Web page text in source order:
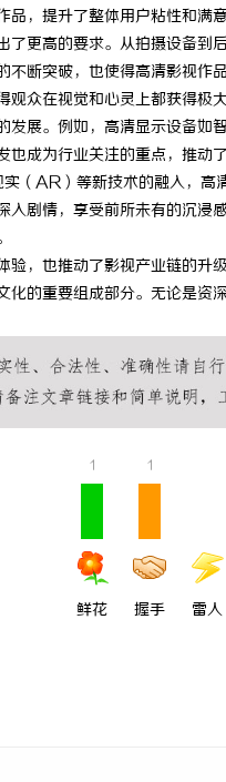
，提升了整体用户粘性和满意
了更高的要求。从拍摄设备
不断突破，也使得高清影视
众在视觉和心灵上都获得极大
展。例如，高清显示设备如
成为行业关注的重点，推动
（AR）等新技术的融入，
入剧情，享受前所未有的沉
验，也推动了影视产业链的
化的重要组成部分。无论是
1
鲜花
1
握手 雷人